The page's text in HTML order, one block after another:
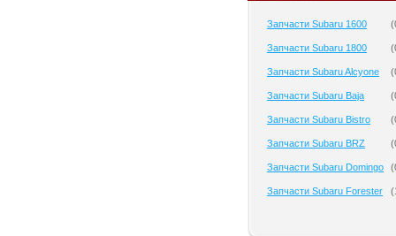
Запчасти Subaru 1600 (
Запчасти Subaru 1800 (
Запчасти Subaru Alcyone (
Запчасти Subaru Baja (
Запчасти Subaru Bistro (
Запчасти Subaru BRZ (
Запчасти Subaru Domingo (
Запчасти Subaru Forester (